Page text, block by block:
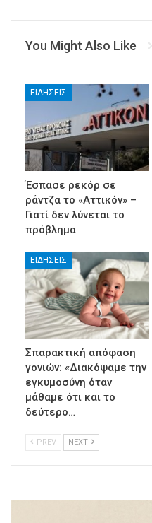
You Might Also Like
ΕΙΔΉΣΕΙΣ
Έσπασε ρεκόρ σε
ράντζα το «Αττικόν» –
Γιατί δεν λύνεται το
πρόβλημα
ΕΙΔΉΣΕΙΣ
Σπαρακτική απόφαση
γονιών: «Διακόψαμε την
εγκυμοσύνη όταν
μάθαμε ότι και το
δεύτερο…
PREV NEXT